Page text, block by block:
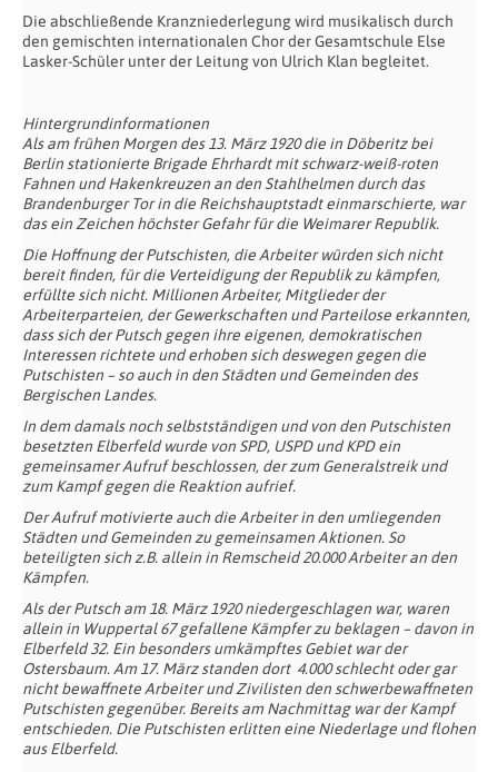
Die abschließende Kranzniederlegung wird musikalisch durch
den gemischten internationalen Chor der Gesamtschule Else
Lasker-Schüler unter der Leitung von Ulrich Klan begleitet.
Hintergrundinformationen
Als am frühen Morgen des 13. März 1920 die in Döberitz bei
Berlin stationierte Brigade Ehrhardt mit schwarz-weiß-roten
Fahnen und Hakenkreuzen an den Stahlhelmen durch das
Brandenburger Tor in die Reichshauptstadt einmarschierte, war
das ein Zeichen höchster Gefahr für die Weimarer Republik.
Die Hoffnung der Putschisten, die Arbeiter würden sich nicht
bereit finden, für die Verteidigung der Republik zu kämpfen,
erfüllte sich nicht. Millionen Arbeiter, Mitglieder der
Arbeiterparteien, der Gewerkschaften und Parteilose erkannten,
dass sich der Putsch gegen ihre eigenen, demokratischen
Interessen richtete und erhoben sich deswegen gegen die
Putschisten – so auch in den Städten und Gemeinden des
Bergischen Landes.
In dem damals noch selbstständigen und von den Putschisten
besetzten Elberfeld wurde von SPD, USPD und KPD ein
gemeinsamer Aufruf beschlossen, der zum Generalstreik und
zum Kampf gegen die Reaktion aufrief.
Der Aufruf motivierte auch die Arbeiter in den umliegenden
Städten und Gemeinden zu gemeinsamen Aktionen. So
beteiligten sich z.B. allein in Remscheid 20.000 Arbeiter an den
Kämpfen.
Als der Putsch am 18. März 1920 niedergeschlagen war, waren
allein in Wuppertal 67 gefallene Kämpfer zu beklagen – davon in
Elberfeld 32. Ein besonders umkämpftes Gebiet war der
Ostersbaum. Am 17. März standen dort 4.000 schlecht oder gar
nicht bewaffnete Arbeiter und Zivilisten den schwerbewaffneten
Putschisten gegenüber. Bereits am Nachmittag war der Kampf
entschieden. Die Putschisten erlitten eine Niederlage und flohen
aus Elberfeld.